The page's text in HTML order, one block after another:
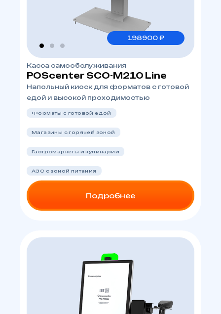
198900 ₽
Касса самообслуживания
POScenter SCO-M210 Line
Напольный киоск для форматов с готовой
едой и высокой проходимостью
Форматы с готовой едой
Магазины с горячей зоной
Гастромаркеты и кулинарии
АЗС с зоной питания
Подробнее